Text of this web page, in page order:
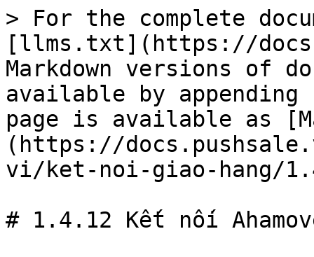
> For the complete
[llms.txt](https://
Markdown versions of
available by
page is available as
(https://
vi/ket-noi-giao-hang/
# 1.4.12 Kết nối